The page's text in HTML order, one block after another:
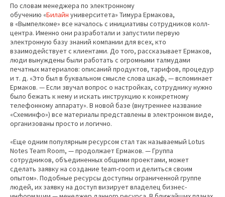
По словам менеджера по электронному
обучению «Билайн университета» Тимура Ермакова,
в «Вымпелкоме» все началось с инициативы сотрудников колл-
центра. Именно они разработали и запустили первую
электронную базу знаний компании для всех, кто
взаимодействует с клиентами. До того, рассказывает Ермаков,
люди вынуждены были работать с огромными талмудами
печатных материалов: описаний продуктов, тарифов, процедур
и т. д. «Это был в буквальном смысле слова шкаф, — вспоминает
Ермаков. — Если звучал вопрос о настройках, сотруднику нужно
было бежать к нему и искать инструкцию к конкретному
телефонному аппарату». В новой базе (внутреннее название
«Схеминфо») все материалы представлены в электронном виде,
организованы просто и логично.
«Еще одним популярным ресурсом стал так называемый Lotus
Notes Team Room, — продолжает Ермаков. — Группа
сотрудников, объединенных общими проектами, может
сделать заявку на создание team-room и делиться своим
опытом». Подобные ресурсы доступны ограниченной группе
людей, их заявку на доступ визирует владелец бизнес-